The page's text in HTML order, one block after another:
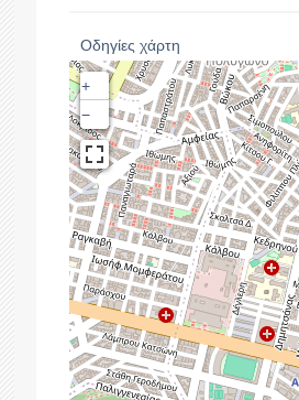
Οδηγίες χάρτη
+
−